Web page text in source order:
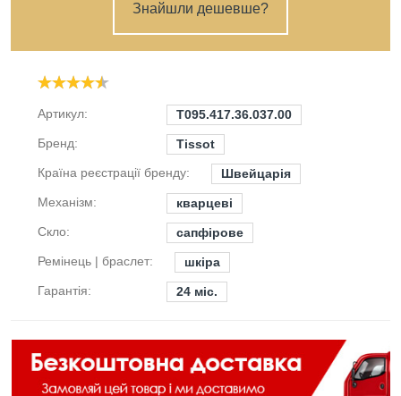
Знайшли дешевше?
Артикул:
T095.417.36.037.00
Бренд:
Tissot
Країна реєстрації бренду:
Швейцарія
Механізм:
кварцеві
Скло:
сапфірове
Ремінець | браслет:
шкіра
Гарантія:
24 міс.